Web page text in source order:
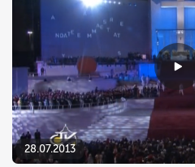
28.07.2013